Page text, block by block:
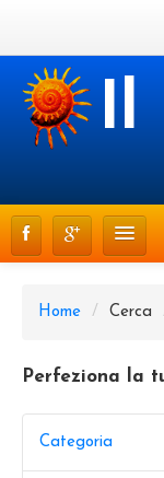
Cookie Policy
Login oIl
SPEDIZIONI
CONTATTI
Home / Cerca
Perfeziona la
Categoria